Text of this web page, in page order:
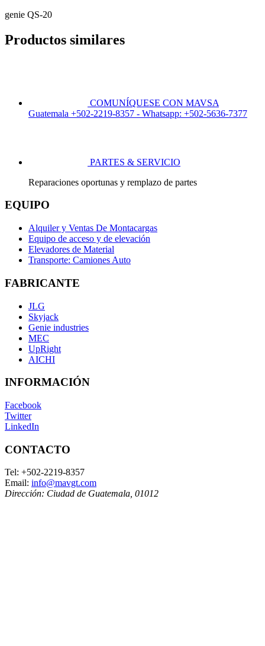
genie QS-20
Productos similares
COMUNÍQUESE CON MAVSA
Guatemala +502-2219-8357 - Whatsapp: +502-5636-7377
PARTES & SERVICIO
Reparaciones oportunas y remplazo de partes
EQUIPO
Alquiler y Ventas De Montacargas
Equipo de acceso y de elevación
Elevadores de Material
Transporte: Camiones Auto
FABRICANTE
JLG
Skyjack
Genie industries
MEC
UpRight
AICHI
INFORMACIÓN
Facebook
Twitter
LinkedIn
CONTACTO
Tel: +502-2219-8357
Email: info@mavgt.com
Dirección: Ciudad de Guatemala 01012